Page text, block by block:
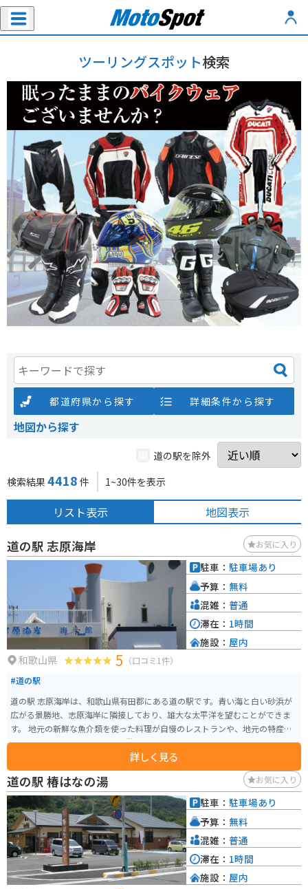
ツーリングスポット検索
都道府県から探す 詳細条件から探す
地図から探す
道の駅を除外
検索結果 4418 件 1~30件を表示
リスト表示 地図表示
道の駅 志原海岸 お気に入り
和歌山県 5 （口コミ1件）
#道の駅
道の駅 志原海岸は、和歌山県有田郡にある道の駅です。青い海と白い砂浜が
広がる景勝地、志原海岸に隣接しており、雄大な太平洋を望むことができま
す。 地元の新鮮な魚介類を使った料理が自慢のレストランや、地元の特産品
を販売するショップがあり、休憩だけでなく、食事やショッピングも楽しめ
ので安心です。海岸線沿いをツーリングするライダーが多く、休憩場所とし
て人気です。 志原海岸は、海水浴はもちろん、サーフィンや釣りなどのマリ
ンスポーツも盛んなので、1日を通して楽しむことができます。また、周辺に
は温泉施設もあるので、ツーリングで疲れた体を癒すこともできます。 名産
品としては、地元で獲れた新鮮な魚介類や、みかん、梅干しなどが有名で
す。道の駅のショップでは、お土産にぴったりの加工品なども販売されてい
ます。
詳しく見る
駐車： 駐車場あり
予算： 無料
混雑： 普通
滞在： 1時間
施設： 屋内
道の駅 椿はなの湯 お気に入り
駐車： 駐車場あり
予算： 無料
混雑： 普通
滞在： 1時間
施設： 屋内